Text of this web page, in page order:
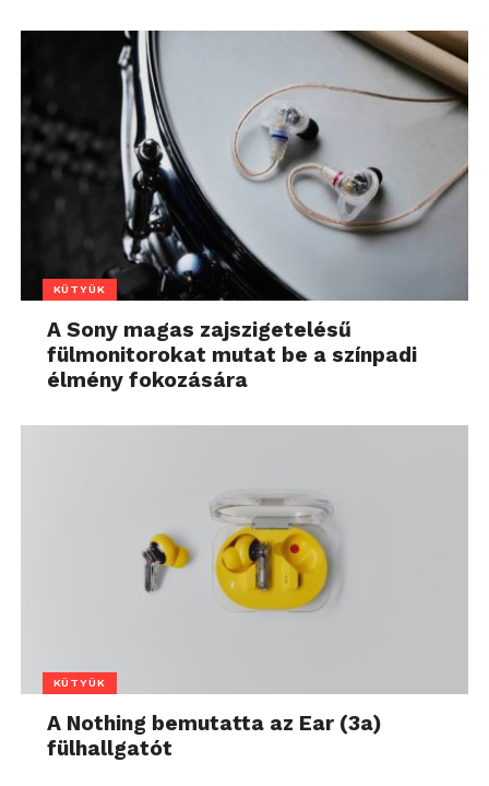
KÜTYÜK
A Sony magas zajszigetelésű
fülmonitorokat mutat be a színpadi
élmény fokozására
KÜTYÜK
A Nothing bemutatta az Ear (3a)
fülhallgatót